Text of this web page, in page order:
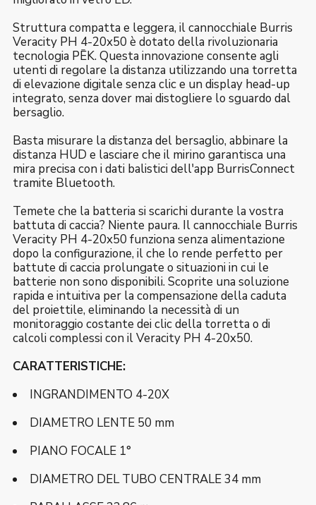
Struttura compatta e leggera, il cannocchiale Burris
Veracity PH 4-20x50 è dotato della rivoluzionaria
tecnologia PĒK. Questa innovazione consente agli
utenti di regolare la distanza utilizzando una torretta
di elevazione digitale senza clic e un display head-up
integrato, senza dover mai distogliere lo sguardo dal
bersaglio.
Basta misurare la distanza del bersaglio, abbinare la
distanza HUD e lasciare che il mirino garantisca una
mira precisa con i dati balistici dell'app BurrisConnect
tramite Bluetooth.
Temete che la batteria si scarichi durante la vostra
battuta di caccia? Niente paura. Il cannocchiale Burris
Veracity PH 4-20x50 funziona senza alimentazione
dopo la configurazione, il che lo rende perfetto per
battute di caccia prolungate o situazioni in cui le
batterie non sono disponibili. Scoprite una soluzione
rapida e intuitiva per la compensazione della caduta
del proiettile, eliminando la necessità di un
monitoraggio costante dei clic della torretta o di
calcoli complessi con il Veracity PH 4-20x50.
CARATTERISTICHE:
INGRANDIMENTO 4-20X
DIAMETRO LENTE 50 mm
PIANO FOCALE 1°
DIAMETRO DEL TUBO CENTRALE 34 mm